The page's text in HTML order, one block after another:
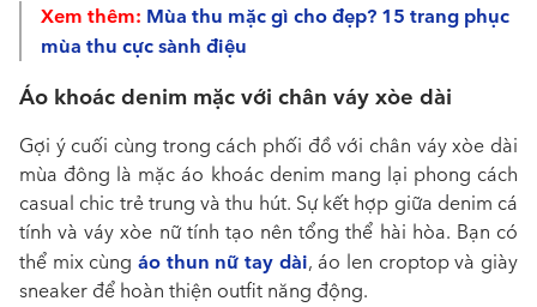
Xem thêm: Mùa thu mặc gì cho đẹp? 15 trang phục
mùa thu cực sành điệu
Áo khoác denim mặc với chân váy xòe dài
Gợi ý cuối cùng trong cách phối đồ với chân váy xòe dài
mùa đông là mặc áo khoác denim mang lại phong cách
casual chic trẻ trung và thu hút. Sự kết hợp giữa denim cá
tính và váy xòe nữ tính tạo nên tổng thể hài hòa. Bạn có
thể mix cùng áo thun nữ tay dài, áo len croptop và giày
sneaker để hoàn thiện outfit năng động.